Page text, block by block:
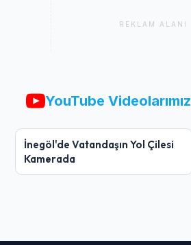
REKLAM ALANI
YouTube Videolarımız
İnegöl'de Vatandaşın Yol Çilesi
Kamerada